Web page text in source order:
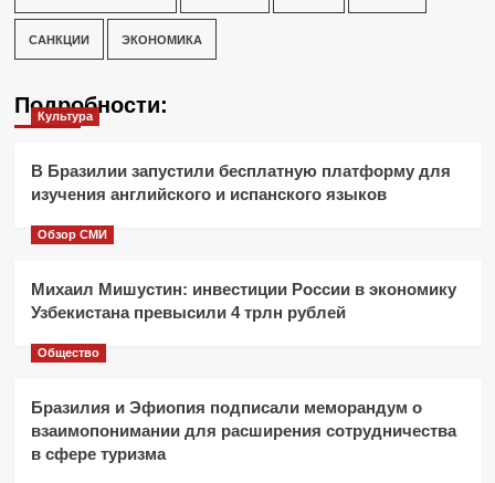
САНКЦИИ ЭКОНОМИКА
Подробности:
Культура
В Бразилии запустили бесплатную платформу для
изучения английского и испанского языков
Обзор СМИ
Михаил Мишустин: инвестиции России в экономику
Узбекистана превысили 4 трлн рублей
Общество
Бразилия и Эфиопия подписали меморандум о
взаимопонимании для расширения сотрудничества
в сфере туризма